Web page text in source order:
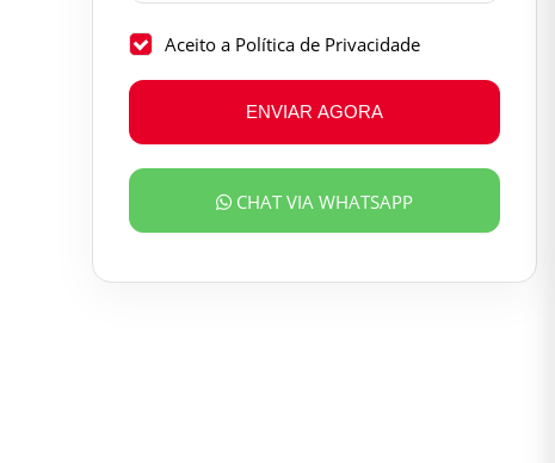
Aceito a Política de Privacidade
ENVIAR AGORA
CHAT VIA WHATSAPP